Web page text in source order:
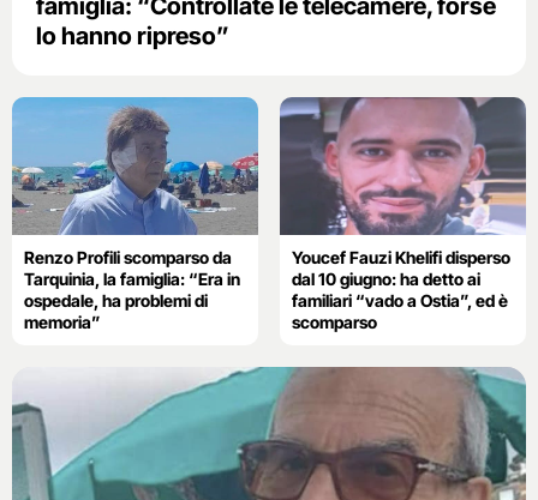
lo hanno ripreso”
Renzo Profili scomparso da
Tarquinia, la famiglia: “Era in
ospedale, ha problemi di
memoria”
Youcef Fauzi Khelifi disperso
dal 10 giugno: ha detto ai
familiari “vado a Ostia”, ed è
scomparso